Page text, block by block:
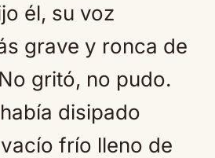
él, su voz
grave y ronca de
gritó, no pudo.
disipado
frío lleno de